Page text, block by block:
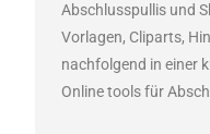
Abschlusspullis und
Vorlagen, Cliparts,
nachfolgend in einer
Online tools für